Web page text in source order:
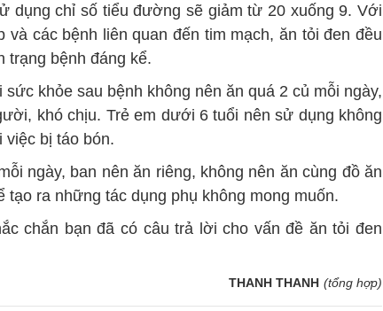
dụng chỉ số tiểu đường sẽ giảm từ 20 xuống 9. Với
các bệnh liên quan đến tim mạch, ăn tỏi đen đều
trạng bệnh đáng kể.
khỏe sau bệnh không nên ăn quá 2 củ mỗi ngày,
khó chịu. Trẻ em dưới 6 tuổi nên sử dụng không
việc bị táo bón.
ngày, ban nên ăn riêng, không nên ăn cùng đồ ăn
tạo ra những tác dụng phụ không mong muốn.
chắn bạn đã có câu trả lời cho vấn đề ăn tỏi đen
THANH THANH (tổng hợp)